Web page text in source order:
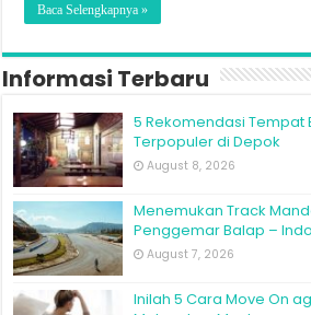
Baca Selengkapnya »
Informasi Terbaru
5 Rekomendasi Tempat
Terpopuler di Depok
August 8, 2026
Menemukan Track
Penggemar Balap –
August 7, 2026
Inilah 5 Cara Move On